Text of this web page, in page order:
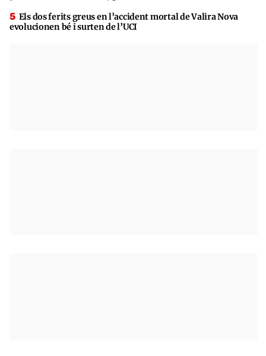
Els dos ferits greus en l’accident mortal de Valira Nova
evolucionen bé i surten de l’UCI